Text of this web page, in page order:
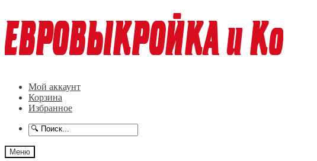
к
навигации
к
содержимому
Мой аккаунт
Корзина
Избранное
Меню